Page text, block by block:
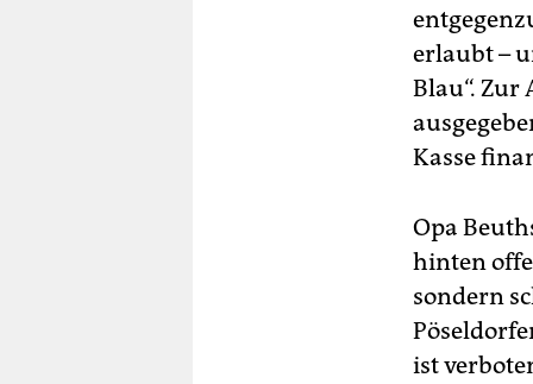
erlaubt –
Blau“.
Kasse
Opa
hinten
sondern
ist